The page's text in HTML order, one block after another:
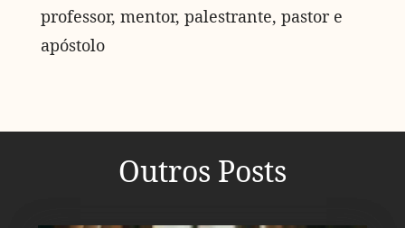
professor, mentor, palestrante, pastor e
apóstolo
Outros Posts